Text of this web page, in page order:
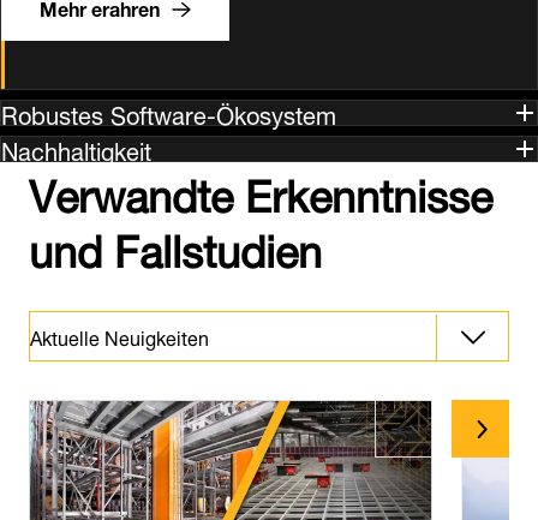
Robustes Software-Ökosystem
Nachhaltigkeit
Verwandte Erkenntnisse
und Fallstudien
Aktuelle Neuigkeiten